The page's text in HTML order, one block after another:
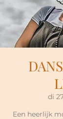
di
Een heerlijk